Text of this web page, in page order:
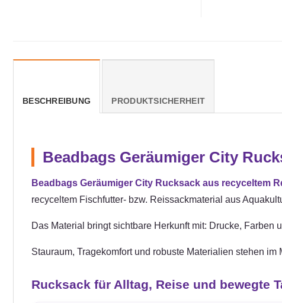
BESCHREIBUNG PRODUKTSICHERHEIT
Beadbags Geräumiger City
Beadbags Geräumiger City Rucksack aus recyceltem
recyceltem Fischfutter- bzw. Reissackmaterial aus
Das Material bringt sichtbare Herkunft mit: Drucke,
Stauraum, Tragekomfort und robuste Materialien stehen
Rucksack für Alltag, Reise und bewegte